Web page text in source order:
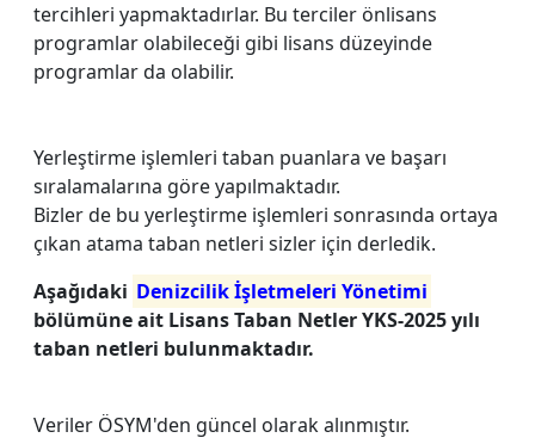
tercihleri yapmaktadırlar. Bu terciler önlisans
programlar olabileceği gibi lisans düzeyinde
programlar da olabilir.
Yerleştirme işlemleri taban puanlara ve başarı
sıralamalarına göre yapılmaktadır.
Bizler de bu yerleştirme işlemleri sonrasında ortaya
çıkan atama taban netleri sizler için derledik.
Aşağıdaki Denizcilik İşletmeleri Yönetimi
bölümüne ait Lisans Taban Netler YKS-2025 yılı
taban netleri bulunmaktadır.
Veriler ÖSYM'den güncel olarak alınmıştır.